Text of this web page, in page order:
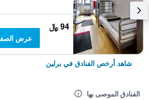
94 ﷼
عرض
شاهد أرخص الفنادق في برلين
الفنادق الموصى بها